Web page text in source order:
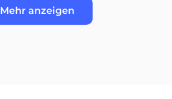
Mehr anzeigen